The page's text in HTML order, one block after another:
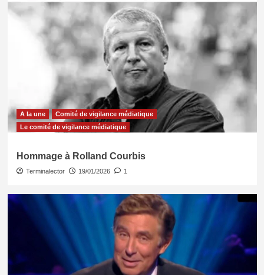
A la une
Comité de vigilance médiatique
Le comité de vigilance médiatique
Hommage à Rolland Courbis
Terminalector 19/01/2026 1